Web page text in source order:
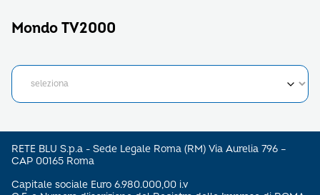
Mondo TV2000
RETE BLU S.p.a - Sede Legale Roma (RM) Via Aurelia 796 –
CAP 00165 Roma
Capitale sociale Euro 6.980.000,00 i.v